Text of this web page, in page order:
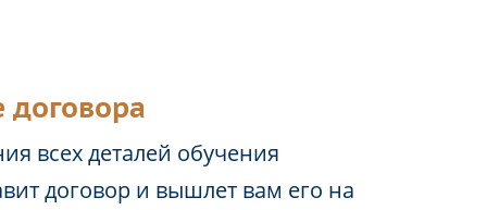
договора
всех деталей обучения
договор и вышлет вам его на